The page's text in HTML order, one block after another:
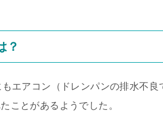
？
エアコン（ドレンパンの排水不良
ことがあるようでした。